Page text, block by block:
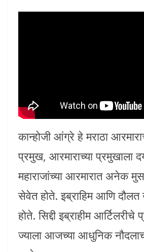
कान्होजी आंग्रे हे मराठा
प्रमुख, आरमाराच्या प्रमुखाला
महाराजांच्या आरमारात अनेक
सेवेत होते. इब्राहिम आणि
होते. सिद्दी इब्राहीम
ज्याला आजच्या आधुनिक